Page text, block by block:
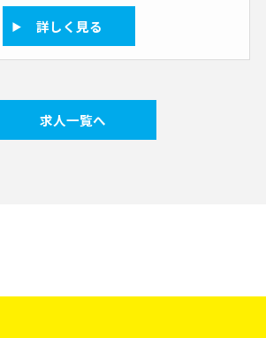
詳しく見る
求人一覧へ